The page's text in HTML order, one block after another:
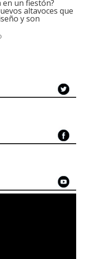
un fiestón?
altavoces que
y son